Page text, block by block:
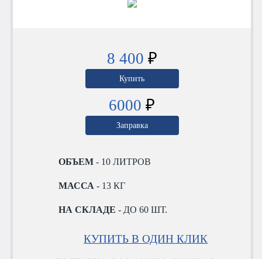
8 400 ₽
Купить
6000 ₽
Заправка
ОБЪЕМ - 10 ЛИТРОВ
МАССА - 13 КГ
НА СКЛАДЕ - ДО 60 ШТ.
КУПИТЬ В ОДИН КЛИК